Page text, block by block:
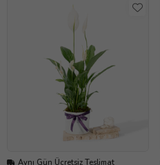
Aynı Gün Ücretsiz Teslimat